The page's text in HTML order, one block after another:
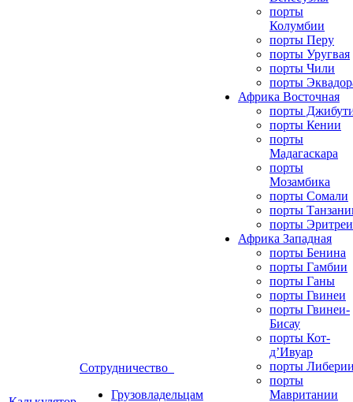
Сотрудничество
Грузовладельцам
порты
Колумбии
порты Перу
порты Уругвая
порты Чили
порты
Африка Восточная
порты
порты Кении
порты
Мадагаскара
порты
Мозамбика
порты Сомали
порты
порты Эритреи
Африка Западная
порты Бенина
порты Гамбии
порты Ганы
порты Гвинеи
порты Гвинеи-
Бисау
порты Кот-
д’Ивуар
порты
порты
Мавритании